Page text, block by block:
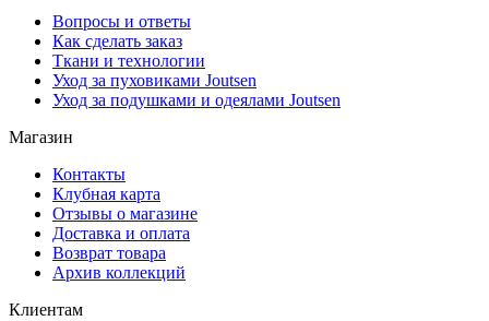
Вопросы и ответы
Как сделать заказ
Ткани и технологии
Уход за пуховиками Joutsen
Уход за подушками и одеялами Joutsen
Магазин
Контакты
Клубная карта
Отзывы о магазине
Доставка и оплата
Возврат товара
Архив коллекций
Клиентам